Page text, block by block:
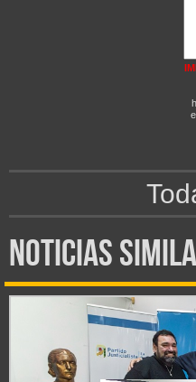
noticias